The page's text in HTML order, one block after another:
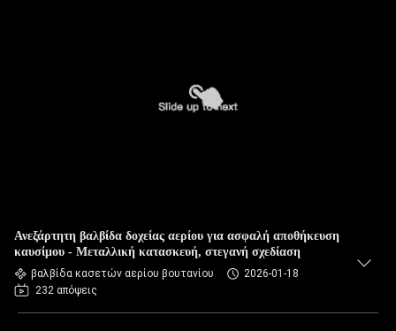
Ανεξάρτητη βαλβίδα δοχείας αερίου για ασφαλή αποθήκευση
καυσίμου - Μεταλλική κατασκευή, στεγανή σχεδίαση
βαλβίδα κασετών αερίου βουτανίου
2026-01-18
232 απόψεις